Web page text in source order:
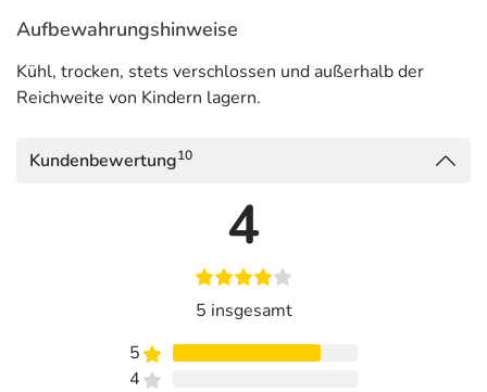
Aufbewahrungshinweise
Kühl, trocken, stets verschlossen und außerhalb der
Reichweite von Kindern lagern.
Kundenbewertung10
4
5 insgesamt
5
4